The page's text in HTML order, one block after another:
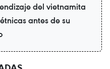
del vietnamita
antes de su